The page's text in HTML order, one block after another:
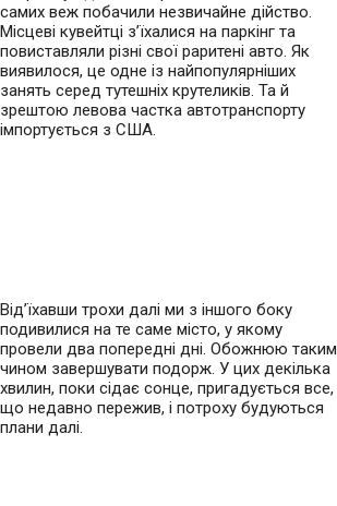
самих веж побачили незвичайне дійство.
Місцеві кувейтці з’їхалися на паркінг та
повиставляли різні свої раритені авто. Як
виявилося, це одне із найпопулярніших
занять серед тутешніх крутеликів. Та й
зрештою левова частка автотранспорту
імпортується з США.
Від’їхавши трохи далі ми з іншого боку
подивилися на те саме місто, у якому
провели два попередні дні. Обожнюю таким
чином завершувати подорж. У цих декілька
хвилин, поки сідає сонце, пригадується все,
що недавно пережив, і потроху будуються
плани далі.